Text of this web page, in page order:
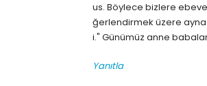
us. Böylece bizlere
ğerlendirmek üzere
i." Günümüz anne
Yanıtla